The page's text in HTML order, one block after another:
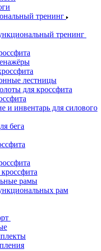
тренинг
тренинг
лестницы
для кроссфита
и инвентарь для силового
бега
рамы
рам